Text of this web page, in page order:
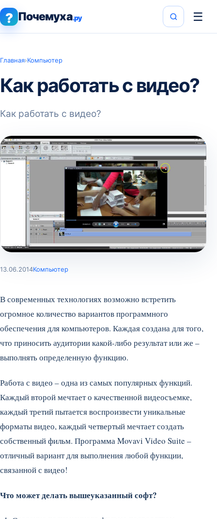
? Почемуха.ру ☰
Главная›Компьютер
Как работать с видео?
Как работать с видео?
13.06.2014Компьютер
В современных технологиях возможно встретить
огромное количество вариантов программного
обеспечения для компьютеров. Каждая создана для того,
что приносить аудитории какой-либо результат или же –
выполнять определенную функцию.
Работа с видео – одна из самых популярных функций.
Каждый второй мечтает о качественной видеосъемке,
каждый третий пытается воспроизвести уникальные
форматы видео, каждый четвертый мечтает создать
собственный фильм. Программа Movavi Video Suite –
отличный вариант для выполнения любой функции,
связанной с видео!
Что может делать вышеуказанный софт?